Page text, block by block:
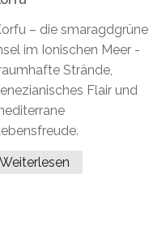
– die smaragdgrüne
im Ionischen Meer -
Strände,
Flair und
Weiterlesen